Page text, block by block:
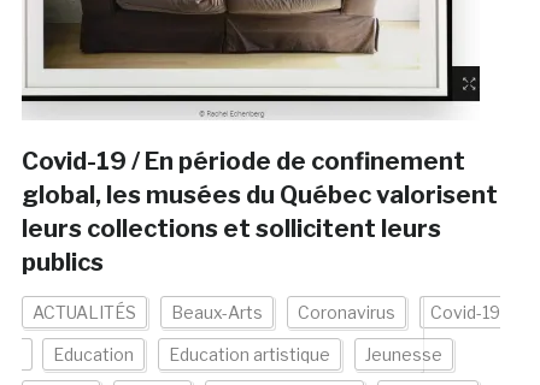
Covid-19 / En période de confinement
global, les musées du Québec valorisent
leurs collections et sollicitent leurs
publics
ACTUALITÉS Beaux-Arts Coronavirus Covid-19
Education Education artistique Jeunesse